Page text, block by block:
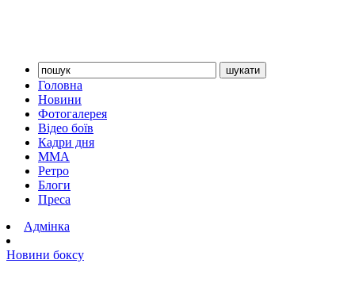
Головна
Новини
Фотогалерея
Відео боїв
Кадри дня
ММА
Ретро
Блоги
Преса
Адмінка
Новини боксу